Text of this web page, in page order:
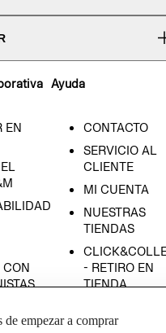
EN
CON
Ayuda
CONTACTO
SERVICIO AL
CLIENTE
MI CUENTA
NUESTRAS
TIENDAS
- RETIRO EN
TIENDA
CONDICIONES
de empezar a comprar